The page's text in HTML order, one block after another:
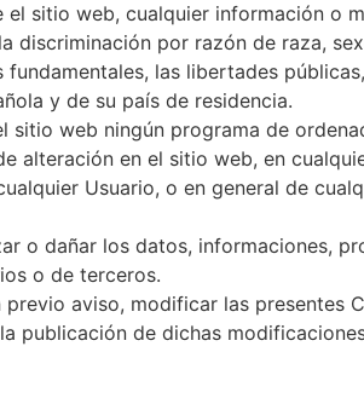
sitio web, cualquier información o
discriminación por razón de raza,
las libertades
y de su país de residencia.
sitio web ningún programa de
alteración en el sitio web, en
Usuario, o en general de
o dañar los datos, informaciones,
o de terceros.
aviso, modificar las presentes
publicación de dichas